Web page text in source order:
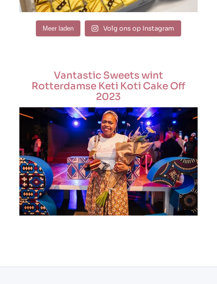
Meer laden Volg ons op Instagram
Vantastic Sweets wint
Rotterdamse Keti Koti Cake Off
2023